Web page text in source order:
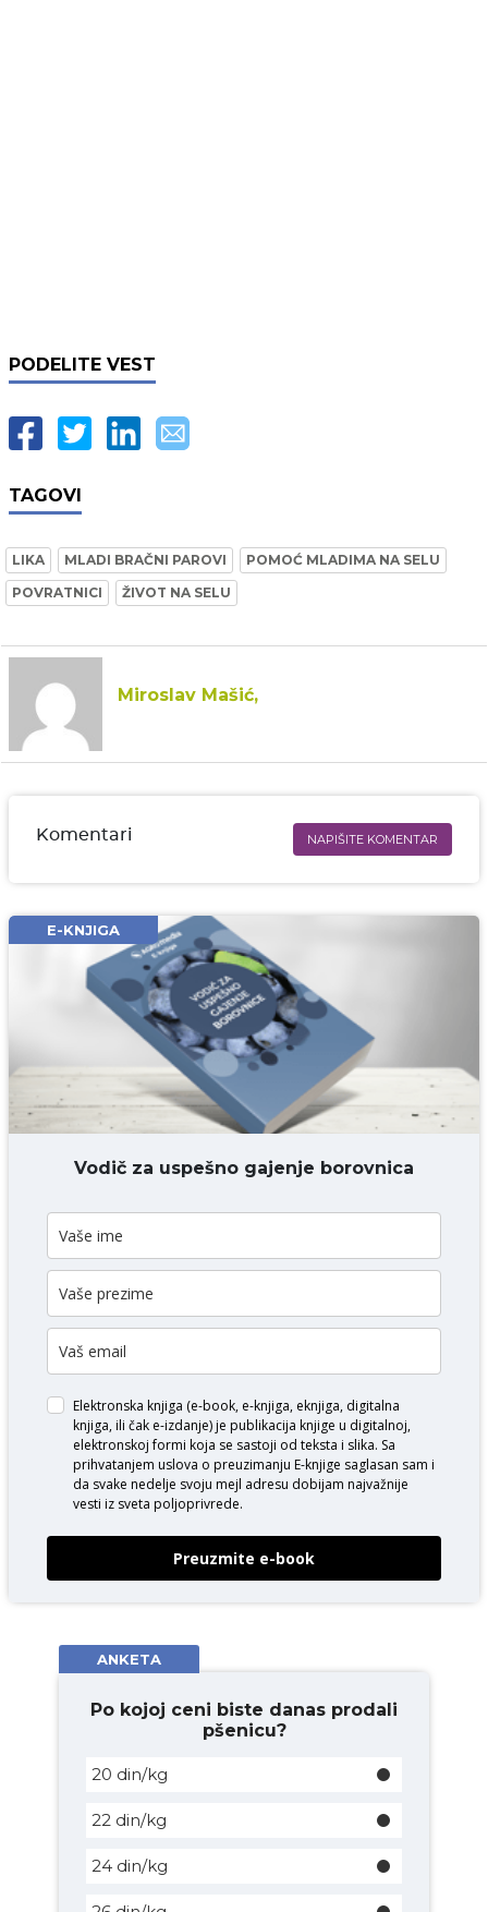
PODELITE VEST
TAGOVI
LIKA MLADI BRAČNI PAROVI
POMOĆ MLADIMA NA SELU
POVRATNICI
ŽIVOT NA SELU
Miroslav Mašić,
Komentari NAPIŠITE KOMENTAR
Email* obavezno
Komentar* obavezno
DODAJ KOMENTAR
E-KNJIGA
Vodič za uspešno gajenje borovnica
Elektronska knjiga (e-book, e-knjiga, eknjiga, digitalna
knjiga, ili čak e-izdanje) je publikacija knjige u digitalnoj,
elektronskoj formi koja se sastoji od teksta i slika. Sa
prihvatanjem uslova o preuzimanju E-knjige saglasan sam i
da svake nedelje svoju mejl adresu dobijam najvažnije
vesti iz sveta poljoprivrede.
Preuzmite e-book
ANKETA
Po kojoj ceni biste danas prodali
pšenicu?
20 din/kg
22 din/kg
24 din/kg